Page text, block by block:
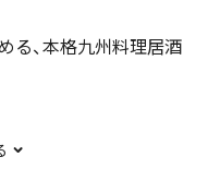
る、本格九州料理居酒